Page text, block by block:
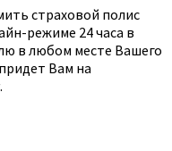
страховой полис
режиме 24 часа в
в любом месте Вашего
Вам на